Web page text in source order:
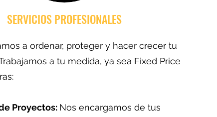
SERVICIOS PROFESIONALES
a ordenar, proteger y hacer crecer tu
a tu medida, ya sea Fixed Price
Proyectos: Nos encargamos de tus